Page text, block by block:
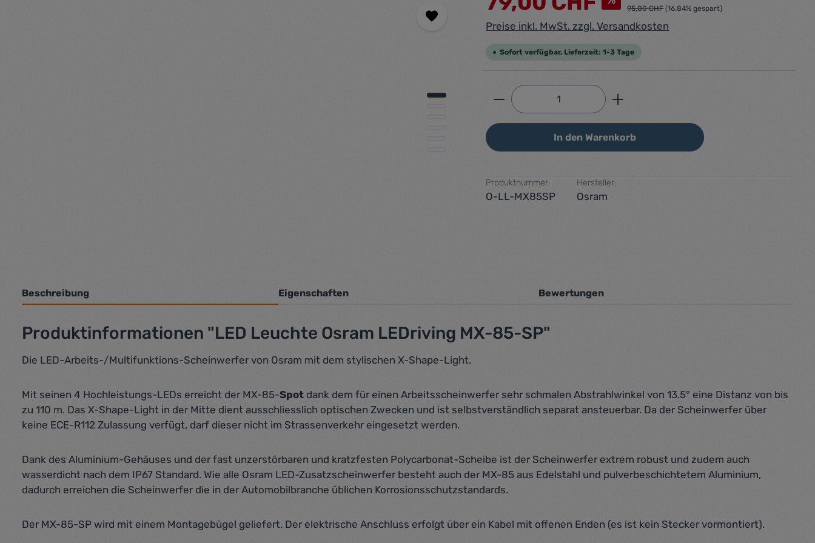
95,00 CHF (16.84% gespart)
Preise inkl. MwSt. zzgl. Versandkosten
Sofort verfügbar, Lieferzeit: 1-3 Tage
Produkt Anzahl: Gib den gewünschten Wert
In den Warenkorb
Produktnummer:
O-LL-MX85SP
Hersteller:
Osram
Beschreibung Eigenschaften Bewertungen
Produktinformationen "LED Leuchte Osram LEDriving MX-85-SP"
Die LED-Arbeits-/Multifunktions-Scheinwerfer von Osram mit dem stylischen X-Shape-Light.
Mit seinen 4 Hochleistungs-LEDs erreicht der MX-85-Spot dank dem für einen Arbeitsscheinwerfer sehr schmalen Abstrahlwinkel von 13.5° eine Distanz von bis
zu 110 m. Das X-Shape-Light in der Mitte dient ausschliesslich optischen Zwecken und ist selbstverständlich separat ansteuerbar. Da der Scheinwerfer über
keine ECE-R112 Zulassung verfügt, darf dieser nicht im Strassenverkehr eingesetzt werden.
Dank des Aluminium-Gehäuses und der fast unzerstörbaren und kratzfesten Polycarbonat-Scheibe ist der Scheinwerfer extrem robust und zudem auch
wasserdicht nach dem IP67 Standard. Wie alle Osram LED-Zusatzscheinwerfer besteht auch der MX-85 aus Edelstahl und pulverbeschichtetem Aluminium,
dadurch erreichen die Scheinwerfer die in der Automobilbranche üblichen Korrosionsschutzstandards.
Der MX-85-SP wird mit einem Montagebügel geliefert. Der elektrische Anschluss erfolgt über ein Kabel mit offenen Enden (es ist kein Stecker vormontiert).